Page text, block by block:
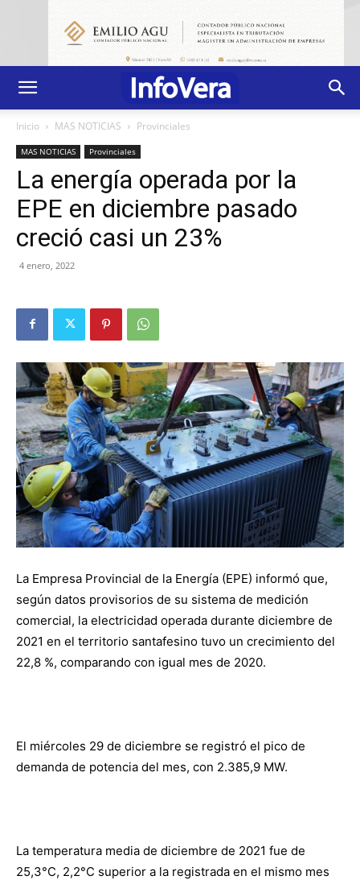
Inicio MAS NOTICIAS Provinciales
MAS NOTICIAS Provinciales
La energía operada por la
EPE en diciembre pasado
creció casi un 23%
4 enero, 2022
La Empresa Provincial de la Energía (EPE) informó que,
según datos provisorios de su sistema de medición
comercial, la electricidad operada durante diciembre de
2021 en el territorio santafesino tuvo un crecimiento del
22,8 %, comparando con igual mes de 2020.
El miércoles 29 de diciembre se registró el pico de
demanda de potencia del mes, con 2.385,9 MW.
La temperatura media de diciembre de 2021 fue de
25,3°C, 2,2°C superior a la registrada en el mismo mes